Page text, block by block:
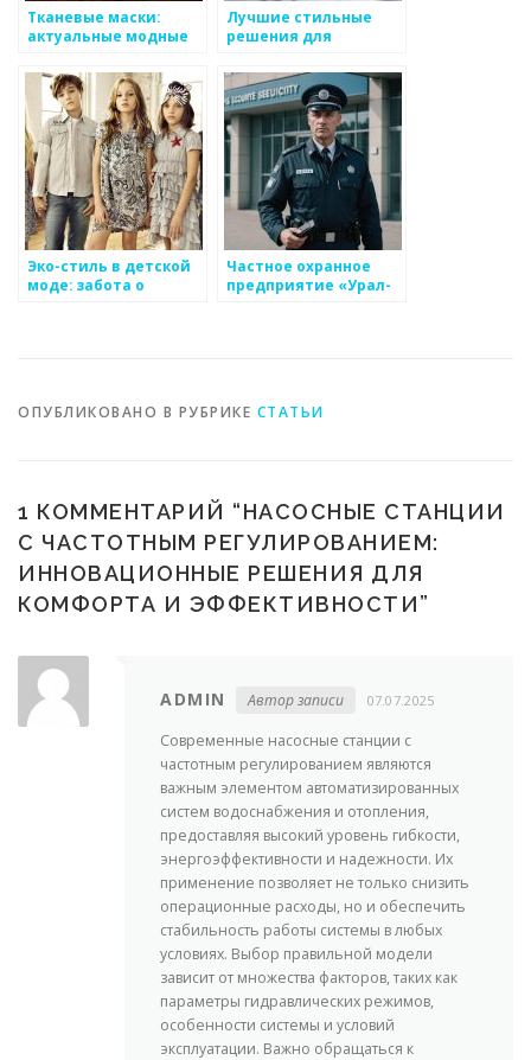
Тканевые маски:
актуальные модные
Лучшие стильные
решения для
году
Эко-стиль в детской
моде: забота о
Частное охранное
предприятие «Урал-
ОПУБЛИКОВАНО В РУБРИКЕ СТАТЬИ
1 КОММЕНТАРИЙ “НАСОСНЫЕ СТАНЦИИ
С ЧАСТОТНЫМ РЕГУЛИРОВАНИЕМ:
ИННОВАЦИОННЫЕ РЕШЕНИЯ ДЛЯ
КОМФОРТА И ЭФФЕКТИВНОСТИ”
ADMIN Автор записи 07.07.2025
Современные насосные станции с
частотным регулированием являются
важным элементом автоматизированных
систем водоснабжения и отопления,
предоставляя высокий уровень гибкости,
энергоэффективности и надежности. Их
применение позволяет не только снизить
операционные расходы, но и обеспечить
стабильность работы системы в любых
условиях. Выбор правильной модели
зависит от множества факторов, таких как
параметры гидравлических режимов,
особенности системы и условий
эксплуатации. Важно обращаться к